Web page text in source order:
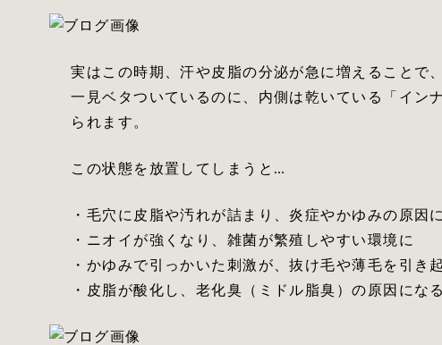
実はこの時期、汗や皮脂の分泌が急に増えることで
一見ベタついているのに、内側は乾いている「イン
られます。
この状態を放置してしまうと…
・毛穴に皮脂や汚れが詰まり、炎症やかゆみの原因に
・ニオイが強くなり、雑菌が繁殖しやすい環境に
・かゆみで引っかいた刺激が、抜け毛や薄毛を引き
・皮脂が酸化し、老化臭（ミドル脂臭）の原因にな